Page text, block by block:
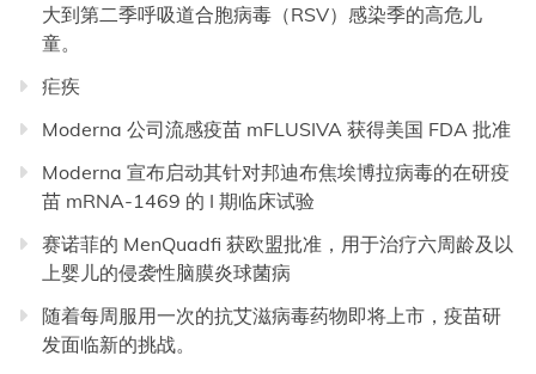
大到第二季呼吸道合胞病毒（RSV）感染季的高危儿
童。
疟疾
Moderna 公司流感疫苗 mFLUSIVA 获得美国 FDA 批准
Moderna 宣布启动其针对邦迪布焦埃博拉病毒的在研疫
苗 mRNA-1469 的 I 期临床试验
赛诺菲的 MenQuadfi 获欧盟批准，用于治疗六周龄及以
上婴儿的侵袭性脑膜炎球菌病
随着每周服用一次的抗艾滋病毒药物即将上市，疫苗研
发面临新的挑战。